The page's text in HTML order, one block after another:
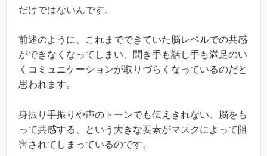
だけではないんです。
前述のように、これまでできていた脳レベルでの共感
ができなくなってしまい、聞き手も話し手も満足のい
くコミュニケーションが取りづらくなっているのだと
思われます。
身振り手振りや声のトーンでも伝えきれない、脳をも
って共感する、という大きな要素がマスクによって阻
害されてしまっているのです。